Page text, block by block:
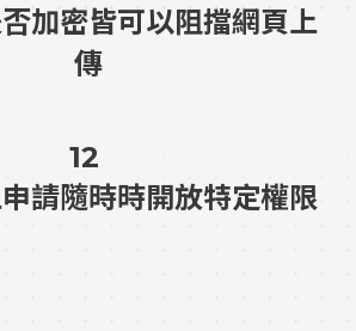
加密皆可以阻擋網頁上
傳
12
請隨時時開放特定權限